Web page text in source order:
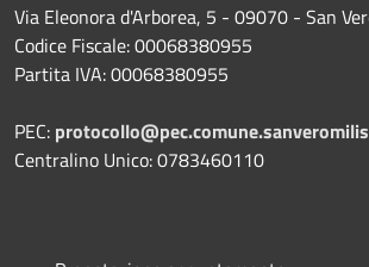
Via Eleonora d'Arborea, 5 - 09070 - San
Codice Fiscale: 00068380955
Partita IVA: 00068380955
PEC:
Centralino Unico: 0783460110